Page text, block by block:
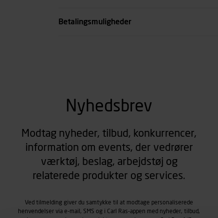
Betalingsmuligheder
Nyhedsbrev
Modtag nyheder, tilbud, konkurrencer,
information om events, der vedrører
værktøj, beslag, arbejdstøj og
relaterede produkter og services.
Ved tilmelding giver du samtykke til at modtage personaliserede
henvendelser via e-mail, SMS og i Carl Ras-appen med nyheder, tilbud,